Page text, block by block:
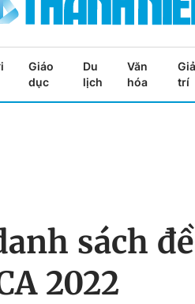
Giáo
dục
Du
lịch
Văn
hóa
trí
sách
2022